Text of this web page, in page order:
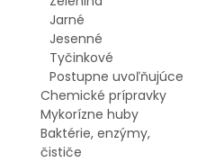
Jarné
Jesenné
Tyčinkové
Postupne uvoľňujúce
Chemické prípravky
Mykorízne huby
Baktérie, enzýmy,
čističe